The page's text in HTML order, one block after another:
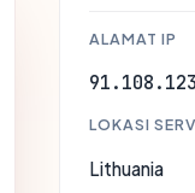
ALAMAT IP
LOKASI
Lithuania